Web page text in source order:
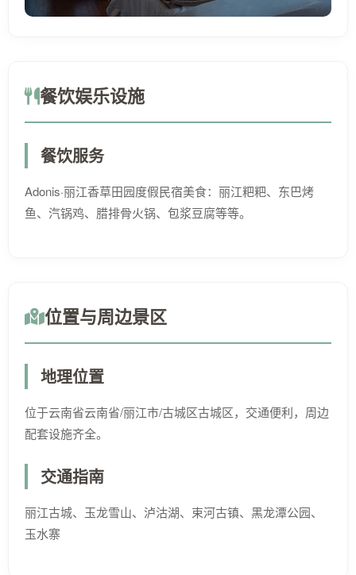
餐饮娱乐设施
餐饮服务
Adonis·丽江香草田园度假民宿美食：丽江粑粑、东巴烤
鱼、汽锅鸡、腊排骨火锅、包浆豆腐等等。
位置与周边景区
地理位置
位于云南省云南省/丽江市/古城区古城区，交通便利，周边
配套设施齐全。
交通指南
丽江古城、玉龙雪山、泸沽湖、束河古镇、黑龙潭公园、
玉水寨